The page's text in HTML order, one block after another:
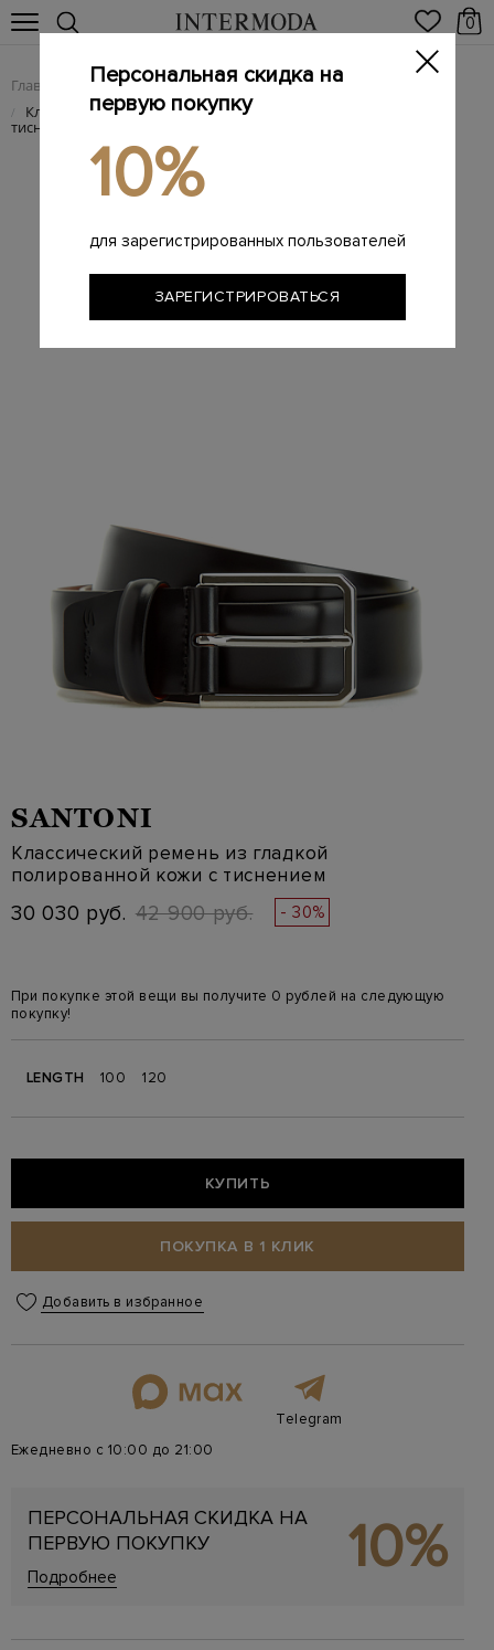
0
Главная Мужчинам / Аксессуары / Ремни
/ Классический ремень из гладкой полированной кожи с
тиснением
SANTONI
Классический ремень из гладкой
полированной кожи с тиснением
30 030 руб. 42 900 руб. - 30%
При покупке этой вещи вы получите 0 рублей на следующую
покупку!
LENGTH 100 120
КУПИТЬ
ПОКУПКА В 1 КЛИК
Добавить в избранное
Telegram
Ежедневно с 10:00 до 21:00
ПЕРСОНАЛЬНАЯ СКИДКА НА
ПЕРВУЮ ПОКУПКУ
Подробнее 10%
Персональная скидка на
первую покупку
10%
для зарегистрированных пользователей
ЗАРЕГИСТРИРОВАТЬСЯ